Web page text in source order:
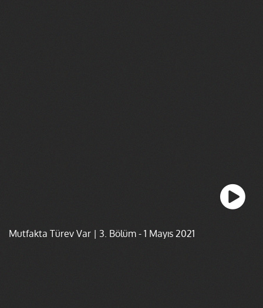
Mutfakta Türev Var | 3. Bölüm - 1 Mayıs 2021